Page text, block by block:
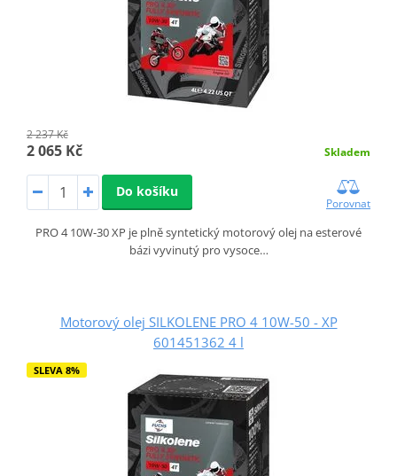
2 237 Kč
2 065 Kč Skladem
Do košíku
Porovnat
PRO 4 10W-30 XP je plně syntetický motorový olej na esterové
bázi vyvinutý pro vysoce…
Motorový olej SILKOLENE PRO 4 10W-50 - XP
601451362 4 l
SLEVA 8%